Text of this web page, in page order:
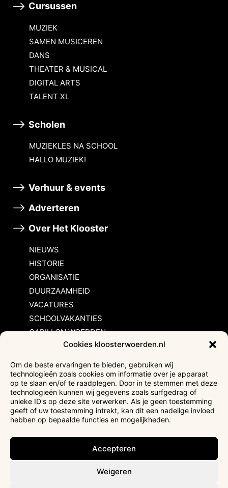
Cookies kloosterwoerden.nl
Om de beste ervaringen te bieden, gebruiken wij
technologieën zoals cookies om informatie over je apparaat
op te slaan en/of te raadplegen. Door in te stemmen met deze
technologieën kunnen wij gegevens zoals surfgedrag of
unieke ID's op deze site verwerken. Als je geen toestemming
geeft of uw toestemming intrekt, kan dit een nadelige invloed
hebben op bepaalde functies en mogelijkheden.
Accepteren
Weigeren
Cursussen
MUZIEK
SAMEN MUSICEREN
DANS
THEATER & MUSICAL
DIGITAL ARTS
TALENT XL
Scholen
MUZIEKLES NA SCHOOL
HALLO MUZIEK!
Verhuur & events
Adverteren
Over Het Klooster
NIEUWS
HISTORIE
ORGANISATIE
DUURZAAMHEID
VACATURES
SCHOOLVAKANTIES
CARILLON WOERDEN
Inschrijvingsvoorwaarden
Bezoekersvoorwaarden
Huurvoorwaarden
Privacyverklaring
Ticketverkoop